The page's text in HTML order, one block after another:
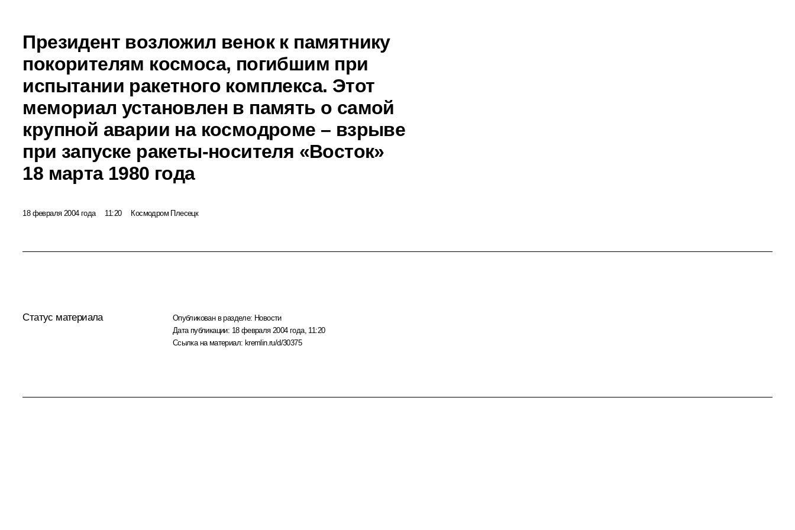
Президент возложил венок к памятнику
покорителям космоса, погибшим при
испытании ракетного комплекса. Этот
мемориал установлен в память о самой
крупной аварии на космодроме – взрыве
при запуске ракеты-носителя «Восток»
18 марта 1980 года
18 февраля 2004 года 11:20 Космодром Плесецк
Статус материала Опубликован в разделе: Новости
Дата публикации: 18 февраля 2004 года, 11:20
Ссылка на материал: kremlin.ru/d/30375